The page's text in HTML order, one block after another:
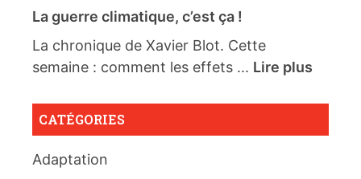
La guerre climatique, c’est ça !
La chronique de Xavier Blot. Cette
semaine : comment les effets ... Lire plus
CATÉGORIES
Adaptation